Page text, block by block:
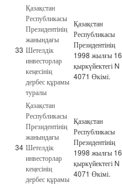
33
Қазақстан
Республикасы
Президентінің
жанындағы
Шетелдік
инвесторлар
кеңесінің
дербес құрамы
туралы
Қазақстан
Республикасы
Президентінің
1998 жылғы 16
қыркүйектегі N
4071 Өкімі.
34
Қазақстан
Республикасы
Президентінің
жанындағы
Шетелдік
инвесторлар
кеңесінің
дербес құрамы
Қазақстан
Республикасы
Президентінің
1998 жылғы 16
қыркүйектегі N
4071 Өкімі.